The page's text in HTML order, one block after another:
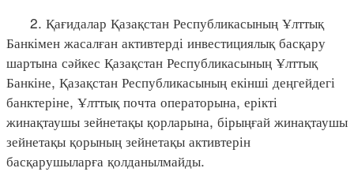
2. Қағидалар Қазақстан Республикасының Ұлттық
Банкімен жасалған активтерді инвестициялық басқару
шартына сәйкес Қазақстан Республикасының Ұлттық
Банкіне, Қазақстан Республикасының екінші деңгейдегі
банктеріне, Ұлттық почта операторына, ерікті
жинақтаушы зейнетақы қорларына, бірыңғай жинақтаушы
зейнетақы қорының зейнетақы активтерін
басқарушыларға қолданылмайды.